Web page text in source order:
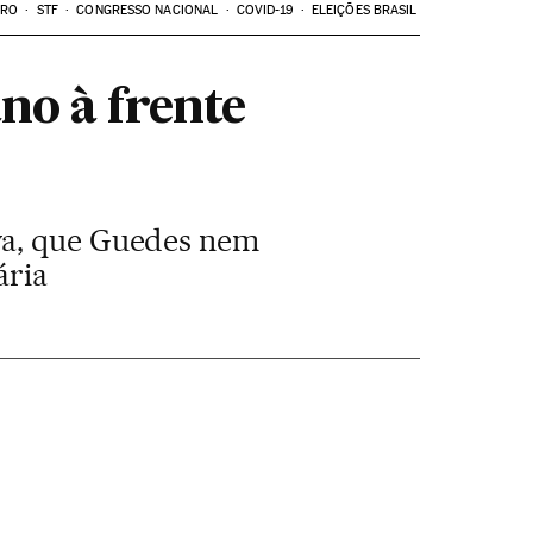
STF CONGRESSO NACIONAL COVID-19 ELEIÇÕES BRASIL
à frente
que Guedes nem